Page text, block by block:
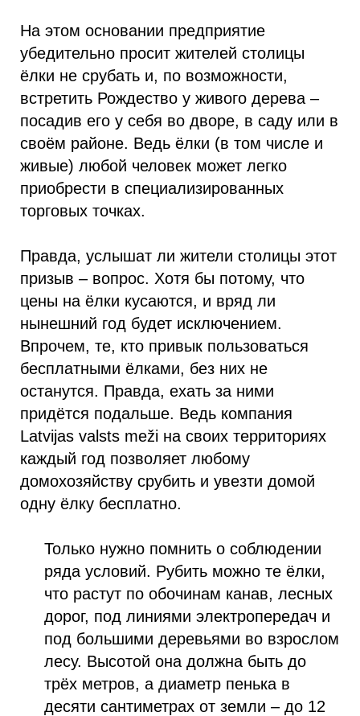
На этом основании предприятие
убедительно просит жителей столицы
ёлки не срубать и, по возможности,
встретить Рождество у живого дерева –
посадив его у себя во дворе, в саду или в
своём районе. Ведь ёлки (в том числе и
живые) любой человек может легко
приобрести в специализированных
торговых точках.
Правда, услышат ли жители столицы этот
призыв – вопрос. Хотя бы потому, что
цены на ёлки кусаются, и вряд ли
нынешний год будет исключением.
Впрочем, те, кто привык пользоваться
бесплатными ёлками, без них не
останутся. Правда, ехать за ними
придётся подальше. Ведь компания
Latvijas valsts meži на своих территориях
каждый год позволяет любому
домохозяйству срубить и увезти домой
одну ёлку бесплатно.
Только нужно помнить о соблюдении
ряда условий. Рубить можно те ёлки,
что растут по обочинам канав, лесных
дорог, под линиями электропередач и
под большими деревьями во взрослом
лесу. Высотой она должна быть до
трёх метров, а диаметр пенька в
десяти сантиметрах от земли – до 12